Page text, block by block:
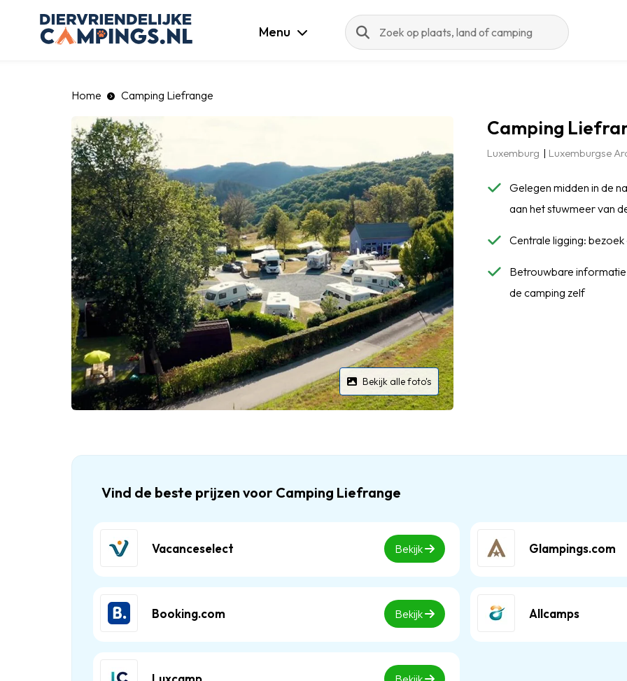
Menu
Zoeken
Home Camping Liefrange
Bekijk alle foto's
Camping
Luxemburg Luxemburgse
Gelegen midden in de
aan het stuwmeer van
Centrale ligging:
Betrouwbare
de camping zelf
Vind de beste prijzen voor Camping Liefrange
Vacanceselect Bekijk Glampings.com
Booking.com Bekijk Allcamps